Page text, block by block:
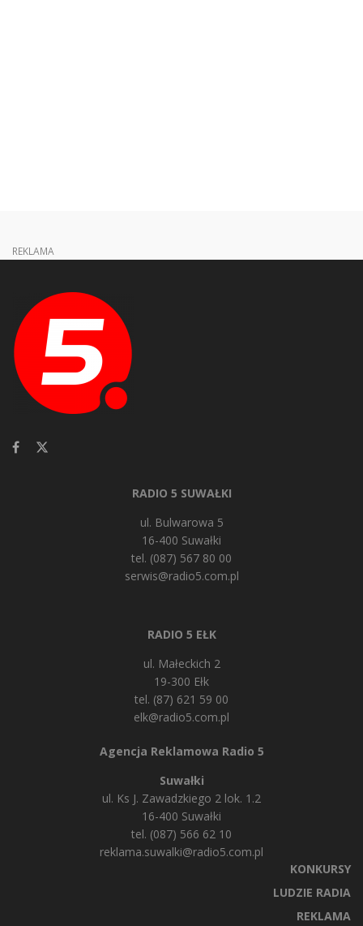
REKLAMA
RADIO 5 SUWAŁKI
ul. Bulwarowa 5
16-400 Suwałki
tel. (087) 567 80 00
serwis@radio5.com.pl
RADIO 5 EŁK
ul. Małeckich 2
19-300 Ełk
tel. (87) 621 59 00
elk@radio5.com.pl
Agencja Reklamowa Radio 5
Suwałki
ul. Ks J. Zawadzkiego 2 lok. 1.2
16-400 Suwałki
tel. (087) 566 62 10
reklama.suwalki@radio5.com.pl
KONKURSY
LUDZIE RADIA
REKLAMA